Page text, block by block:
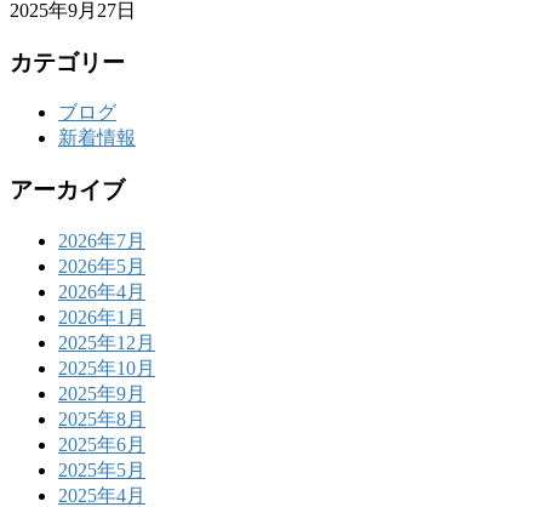
2025年9月27日
カテゴリー
ブログ
新着情報
アーカイブ
2026年7月
2026年5月
2026年4月
2026年1月
2025年12月
2025年10月
2025年9月
2025年8月
2025年6月
2025年5月
2025年4月